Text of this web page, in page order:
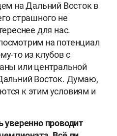
на Дальний Восток в
страшного не
для нас.
на потенциал
то из клубов с
или центральной
Восток. Думаю,
к этим условиям и
уверенно проводит